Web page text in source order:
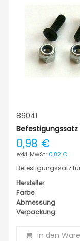
86041
Befestigungssatz
0,98 €
0,82 €
Befestigungssatz
Hersteller
Farbe
Abmessung
Verpackung
in den